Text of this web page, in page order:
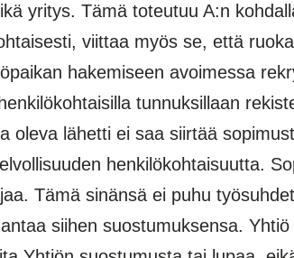
yritys. Tämä toteutuu A:n
viittaa myös se, että
hakemiseen avoimessa
tunnuksillaan
oleva lähetti ei saa siirtää
henkilökohtaisuutta.
Tämä sinänsä ei puhu
siihen suostumuksensa.